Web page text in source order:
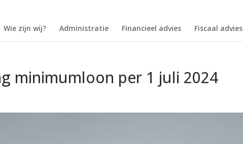
Wie zijn wij? Administratie Financieel advies Fiscaal advies
minimumloon per 1 juli 2024